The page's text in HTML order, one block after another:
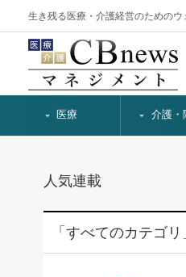
生き残る医療・介護経営のためのウ
医療 介護・
人気連載
「すべてのカテゴ